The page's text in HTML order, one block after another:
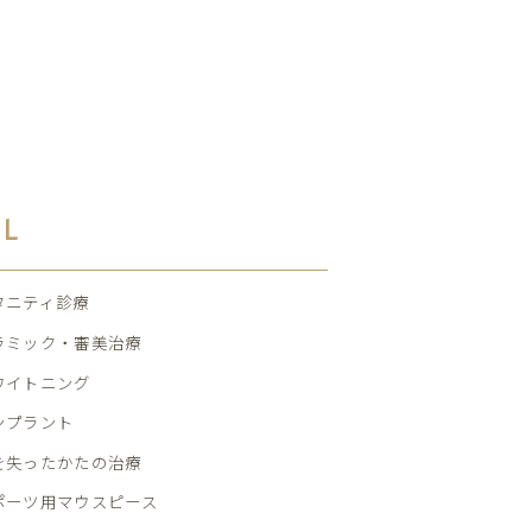
ニティ診療
ミック・審美治療
イトニング
プラント
失ったかたの治療
ーツ用マウスピース